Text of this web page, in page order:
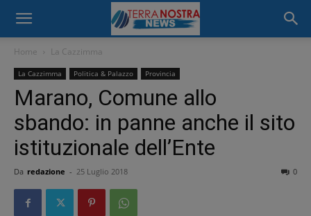
Home La Cazzimma
La Cazzimma Politica & Palazzo Provincia
Marano, Comune allo
sbando: in panne anche il sito
istituzionale dell’Ente
Da redazione - 25 Luglio 2018 0